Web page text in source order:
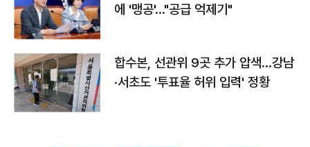
에 '맹공'…"공급 억제기"
합수본, 선관위 9곳 추가 압색…강남
·서초도 '투표율 허위 입력' 정황